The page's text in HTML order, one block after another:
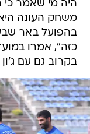
היה מי שאמר כי
משחק העונה
בהפועל באר
כזה", אמרו
בקרוב גם עם ג'ון